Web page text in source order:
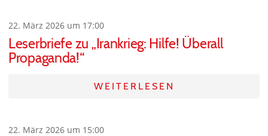
22. März 2026 um 17:00
Leserbriefe zu „Irankrieg: Hilfe! Überall
Propaganda!“
WEITERLESEN
22. März 2026 um 15:00